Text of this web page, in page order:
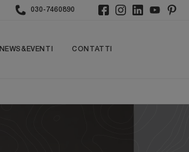
030-7460890
NEWS&EVENTI CONTATTI